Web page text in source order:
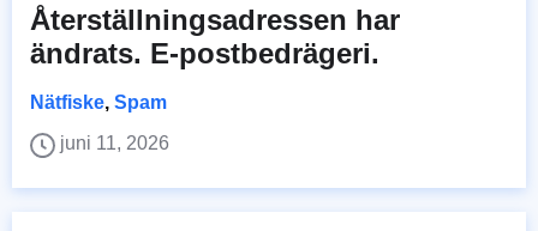
Återställningsadressen har
ändrats. E-postbedrägeri.
Nätfiske, Spam
juni 11, 2026